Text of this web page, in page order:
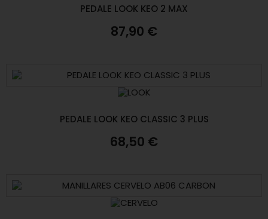
PEDALE LOOK KEO 2 MAX
87,90 €
PEDALE LOOK KEO CLASSIC 3 PLUS
68,50 €